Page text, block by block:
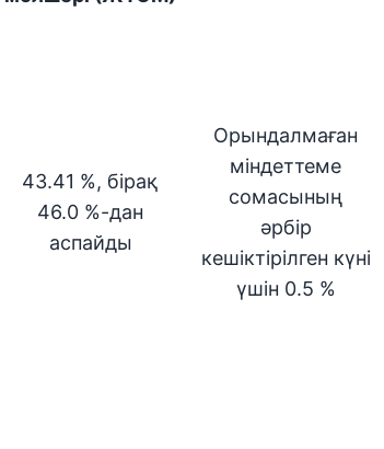
43.41 %, бірақ
46.0 %-дан
аспайды
Орындалмаған
міндеттеме
сомасының
әрбір
кешіктірілген күні
үшін 0.5 %